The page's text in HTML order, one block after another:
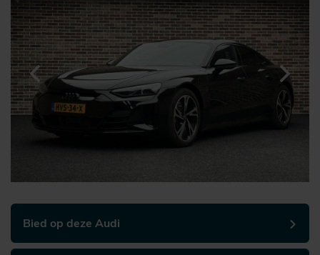
Bied op deze Audi